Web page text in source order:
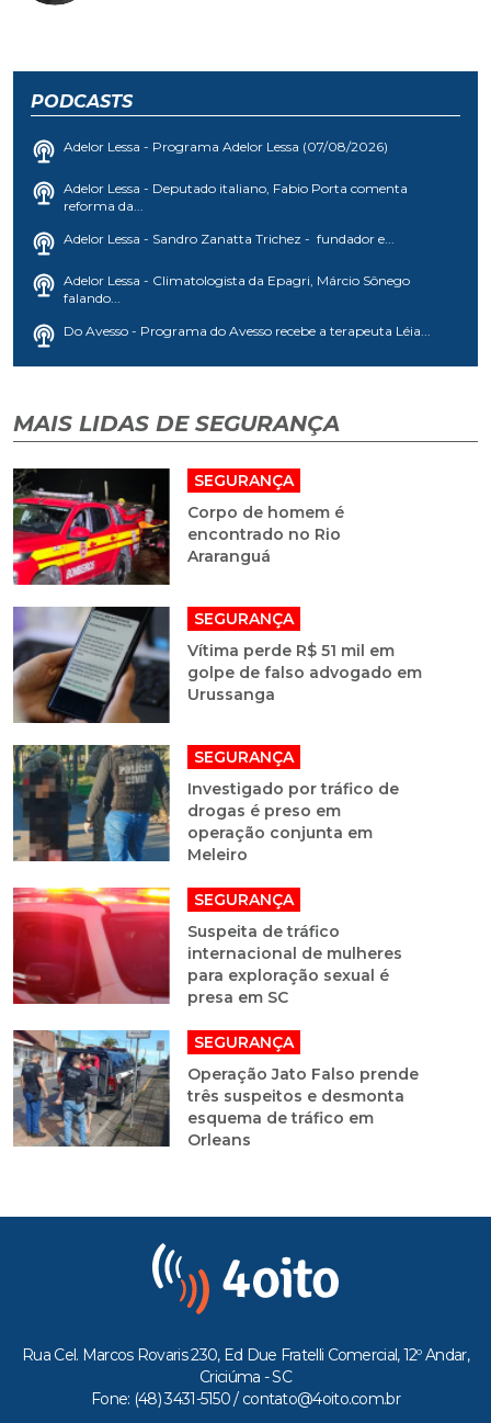
PODCASTS
Adelor Lessa - Programa Adelor Lessa (07/08/2026)
Adelor Lessa - Deputado italiano, Fabio Porta comenta
reforma da...
Adelor Lessa - Sandro Zanatta Trichez - fundador e...
Adelor Lessa - Climatologista da Epagri, Márcio Sônego
falando...
Do Avesso - Programa do Avesso recebe a terapeuta Léia...
MAIS LIDAS DE SEGURANÇA
SEGURANÇA
Corpo de homem é
encontrado no Rio
Araranguá
SEGURANÇA
Vítima perde R$ 51 mil em
golpe de falso advogado em
Urussanga
SEGURANÇA
Investigado por tráfico de
drogas é preso em
operação conjunta em
Meleiro
SEGURANÇA
Suspeita de tráfico
internacional de mulheres
para exploração sexual é
presa em SC
SEGURANÇA
Operação Jato Falso prende
três suspeitos e desmonta
esquema de tráfico em
Orleans
Rua Cel. Marcos Rovaris 230, Ed Due Fratelli Comercial, 12º Andar,
Criciúma - SC
Fone: (48) 3431-5150 / contato@4oito.com.br